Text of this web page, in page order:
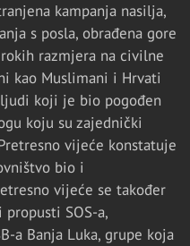
kampanja nasilja,
s posla, obrađena gore
razmjera na civilne
kao Muslimani i Hrvati
koji je bio pogođen
koju su zajednički
vijeće konstatuje
bio i
vijeće se također
SOS-a,
a Banja Luka, grupe koja